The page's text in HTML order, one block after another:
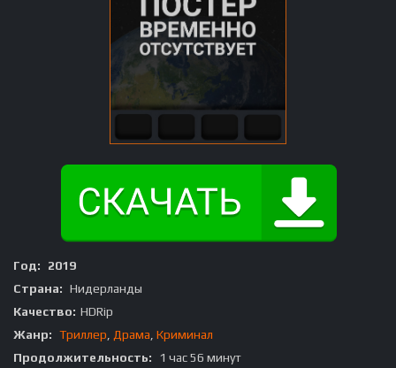
Год:
2019
Страна: Нидерланды
Качество: HDRip
Жанр: Триллер Драма Криминал
Продолжительность:
1 час 56 минут